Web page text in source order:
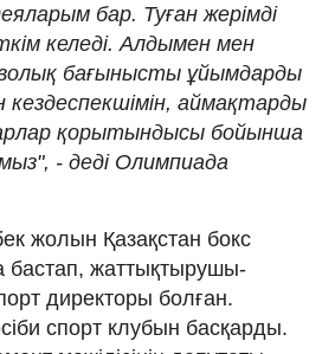
бар. Туған жерімді
келеді. Алдымен мен
бағынысты ұйымдарды
аймақтарды
қорытындысы бойынша
- деді Олимпиада
жолын Қазақстан бокс
жаттықтырушы-
директоры болған.
спорт клубын басқарды.